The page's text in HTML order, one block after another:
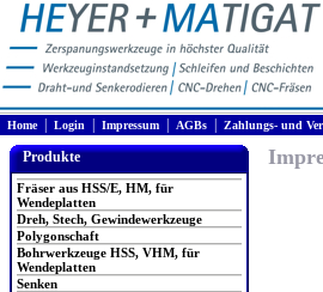
Home| Login Impressum AGBs Zahlungs- und
Produkte
Fräser aus HSS/E, HM, für
Wendeplatten
Dreh, Stech, Gewindewerkzeuge
Polygonschaft
Bohrwerkzeuge HSS, VHM, für
Wendeplatten
Senken